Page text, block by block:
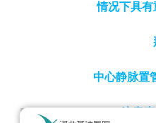
情况下具
中心静脉置